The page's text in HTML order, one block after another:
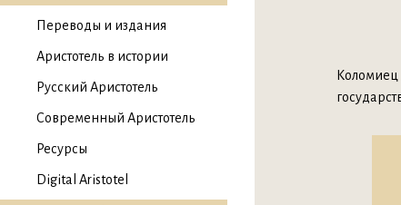
Переводы и издания
Аристотель в истории
Русский Аристотель
Современный Аристотель
Ресурсы
Digital Aristotel